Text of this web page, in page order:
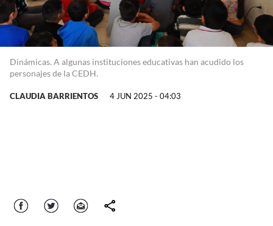
Dinámicas. A algunas instituciones educativas han acudido los
personajes de la CEDH.
CLAUDIA BARRIENTOS 4 JUN 2025 - 04:03
Facebook Twitter Correo comparte